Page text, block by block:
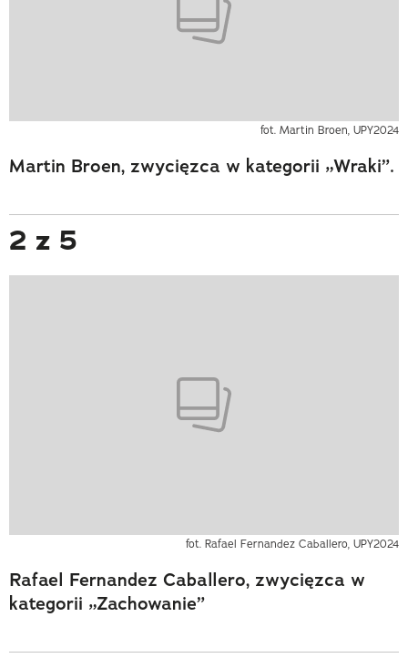
fot. Martin Broen, UPY2024
Martin Broen, zwycięzca w kategorii „Wraki”.
2 z 5
fot. Rafael Fernandez Caballero, UPY2024
Rafael Fernandez Caballero, zwycięzca w
kategorii „Zachowanie”